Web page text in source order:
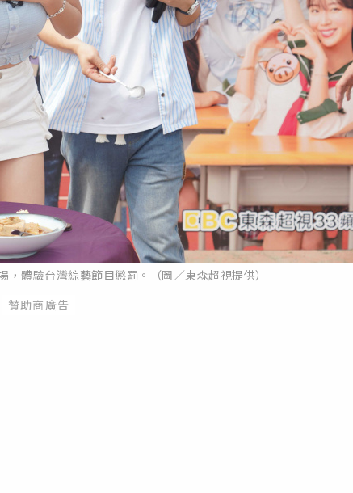
體驗台灣綜藝節目懲罰。（圖／東森超視提供）